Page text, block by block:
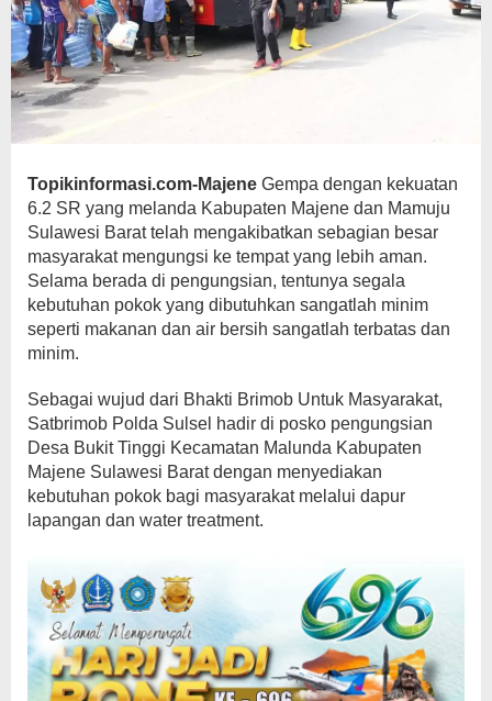
Topikinformasi.com-Majene Gempa dengan kekuatan
6.2 SR yang melanda Kabupaten Majene dan Mamuju
Sulawesi Barat telah mengakibatkan sebagian besar
masyarakat mengungsi ke tempat yang lebih aman.
Selama berada di pengungsian, tentunya segala
kebutuhan pokok yang dibutuhkan sangatlah minim
seperti makanan dan air bersih sangatlah terbatas dan
minim.
Sebagai wujud dari Bhakti Brimob Untuk Masyarakat,
Satbrimob Polda Sulsel hadir di posko pengungsian
Desa Bukit Tinggi Kecamatan Malunda Kabupaten
Majene Sulawesi Barat dengan menyediakan
kebutuhan pokok bagi masyarakat melalui dapur
lapangan dan water treatment.